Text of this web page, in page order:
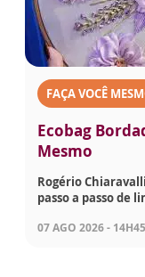
FAÇA VOCÊ
Ecobag
Mesmo
Rogério
passo a passo de
07 AGO 2026 - 14H45